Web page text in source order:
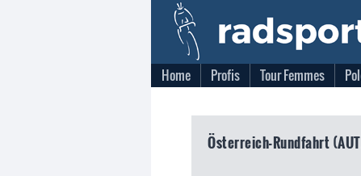
Home Profis Tour Femmes
Österreich-Rundfahrt